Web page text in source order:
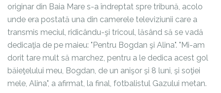
originar din Baia Mare s-a îndreptat spre tribună, acolo
unde era postată una din camerele televiziunii care a
transmis meciul, ridicându-şi tricoul, lăsând să se vadă
dedicaţia de pe maieu: "Pentru Bogdan şi Alina". "Mi-am
dorit tare mult să marchez, pentru a le dedica acest gol
băieţelului meu, Bogdan, de un anişor şi 8 luni, şi soţiei
mele, Alina", a afirmat, la final, fotbalistul Gazului metan.